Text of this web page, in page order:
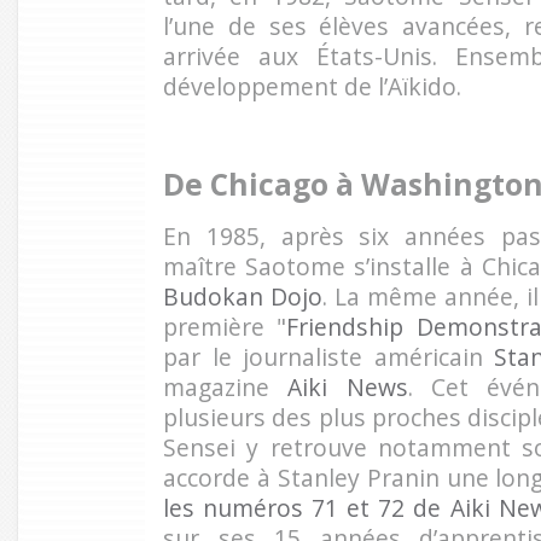
l’une de ses élèves avancées,
arrivée aux États-Unis.
développement de l’Aïkido.
De Chicago à
En 1985, après six années
maître Saotome s’installe à
Budokan Dojo. La même année,
première "Friendship
par le journaliste américain
magazineAiki News. Cet
plusieurs des plus proches
Sensei y retrouve notamment
accorde à Stanley Pranin une
les numéros 71 et 72 de Aiki